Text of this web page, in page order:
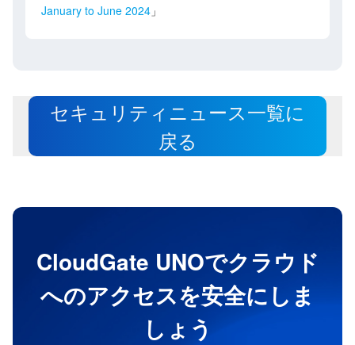
January to June 2024 」
セキュリティニュース一覧に
戻る
CloudGate UNOでクラウド
へのアクセスを安全にしま
しょう